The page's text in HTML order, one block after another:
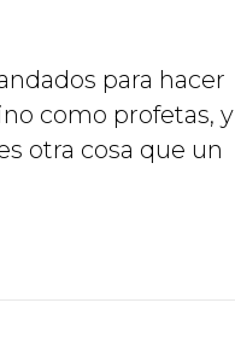
para hacer
como profetas,
otra cosa que un